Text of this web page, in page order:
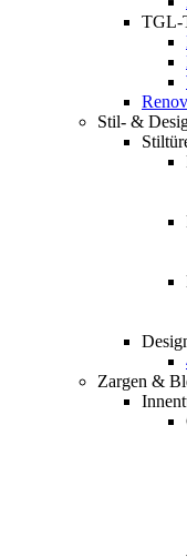
TGL-
Stil- &
Zargen &